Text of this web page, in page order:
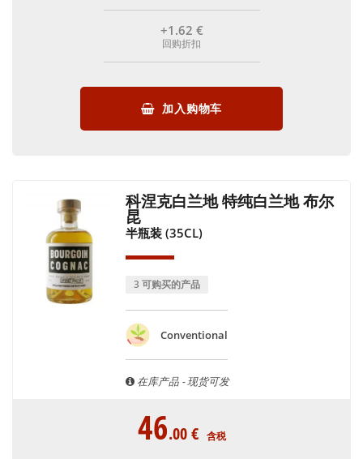
+1 .62 €
回购折扣
加入购物车
科涅克白兰地 特纯白兰地 布尔
昆
半瓶装 (35CL)
3 可购买的产品
Conventional
在库产品 - 现货可发
46.00€ 含税